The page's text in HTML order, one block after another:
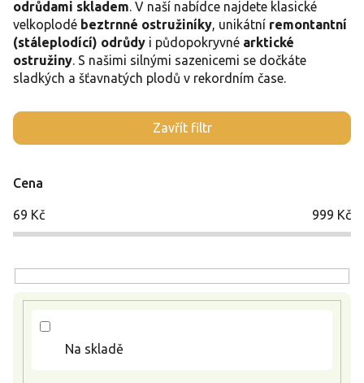
odrůdami skladem . V naší nabídce najdete klasické
velkoplodé beztrnné ostružiníky , unikátní remontantní
(stáleplodící) odrůdy i půdopokryvné arktické
ostružiny . S našimi silnými sazenicemi se dočkáte
sladkých a šťavnatých plodů v rekordním čase.
Zavřít filtr
Cena
69 Kč 999 Kč
Na skladě
V
ý
s
p
u